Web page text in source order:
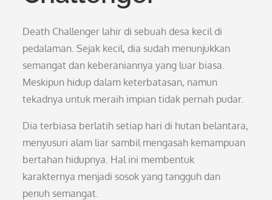
Death Challenger lahir di sebuah desa kecil di
pedalaman. Sejak kecil, dia sudah menunjukkan
semangat dan keberaniannya yang luar biasa.
Meskipun hidup dalam keterbatasan, namun
tekadnya untuk meraih impian tidak pernah pudar.
Dia terbiasa berlatih setiap hari di hutan belantara,
menyusuri alam liar sambil mengasah kemampuan
bertahan hidupnya. Hal ini membentuk
karakternya menjadi sosok yang tangguh dan
penuh semangat.